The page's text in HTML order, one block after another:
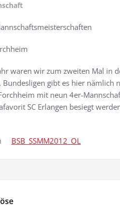
waren wir zum zweiten Mal in
gibt es hier nämlich
mit neun 4er-
SC Erlangen besiegt
BSB_SSMM2012_OL